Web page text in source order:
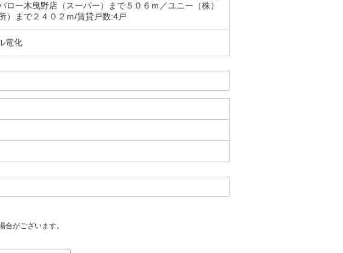
ー木曳野店（スーパー）まで５０６ｍ／ユニー（株）
）まで２４０２ｍ/賃貸戸数:4戸
電化
がございます。